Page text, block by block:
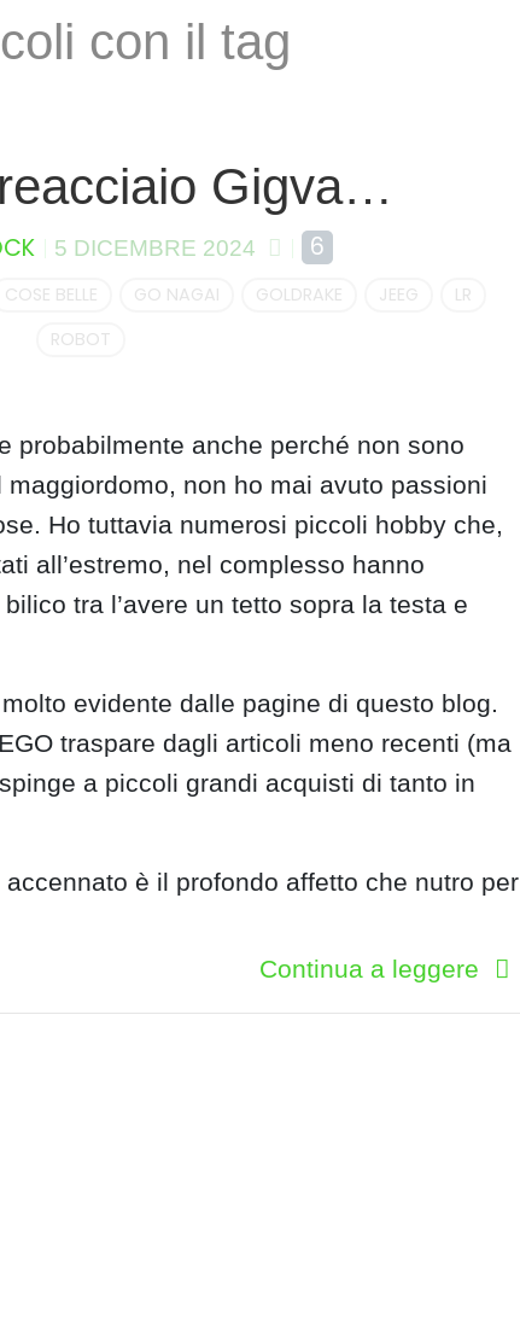
con il tag
Gigva…
5 DICEMBRE 2024 6
COSE BELLE GO NAGAI GOLDRAKE JEEG
LR
ROBOT
probabilmente anche perché non sono
non ho mai avuto passioni
Ho tuttavia numerosi piccoli hobby che,
all’estremo, nel complesso hanno
tra l’avere un tetto sopra la testa e
evidente dalle pagine di questo blog.
traspare dagli articoli meno recenti (ma
a piccoli grandi acquisti di tanto in
è il profondo affetto che nutro per
Continua a leggere